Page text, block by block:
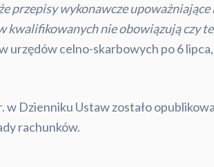
przepisy wykonawcze
nie obowiązują czy
urzędów celno-skarbowych po 6
w Dzienniku Ustaw zostało
rachunków.